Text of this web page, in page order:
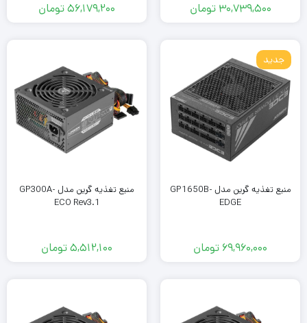
30,739,500 تومان 56,179,200تومان
جدید
منبع تغذیه گرین مدل GP1650B-
EDGE
69,960,000 تومان
منبع تغذیه گرین مدل GP300A-
ECO Rev3.1
5,512,100تومان